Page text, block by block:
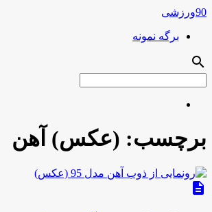
90ورزشی
برگه نمونه
search
برچسب: (عکس) آهن
description